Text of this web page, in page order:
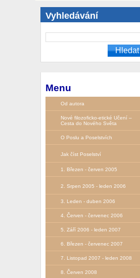
Vyhledávání
Menu
Od autora
Nové filozoficko-etické Učení –
Сesta do Nového Světa
O Poslu a Poselstvích
Jak číst Poselství
1. Březen - červen 2005
2. Srpen 2005 - leden 2006
3. Leden - duben 2006
4. Červen - červenec 2006
5. Září 2006 - leden 2007
6. Březen - červenec 2007
7. Listopad 2007 - leden 2008
8. Červen 2008